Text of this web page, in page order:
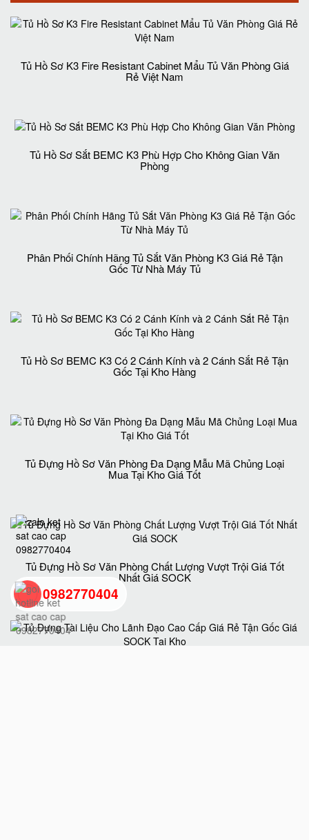
Tủ Hồ Sơ K3 Fire Resistant Cabinet Mẩu Tủ Văn Phòng Giá
Rẻ Việt Nam
Tủ Hồ Sơ Sắt BEMC K3 Phù Hợp Cho Không Gian Văn
Phòng
Phân Phối Chính Hãng Tủ Sắt Văn Phòng K3 Giá Rẻ Tận
Gốc Từ Nhà Máy Tủ
Tủ Hồ Sơ BEMC K3 Có 2 Cánh Kính và 2 Cánh Sắt Rẻ Tận
Gốc Tại Kho Hàng
Tủ Đựng Hồ Sơ Văn Phòng Đa Dạng Mẫu Mã Chủng Loại
Mua Tại Kho Giá Tốt
Tủ Đựng Hồ Sơ Văn Phòng Chất Lượng Vượt Trội Giá Tốt
Nhất Giá SOCK
0982770404